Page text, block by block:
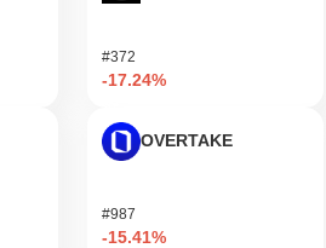
#372
-17.24%
OVERTAKE
#987
-15.41%